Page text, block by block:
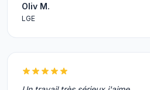
Oliv M.
LGE